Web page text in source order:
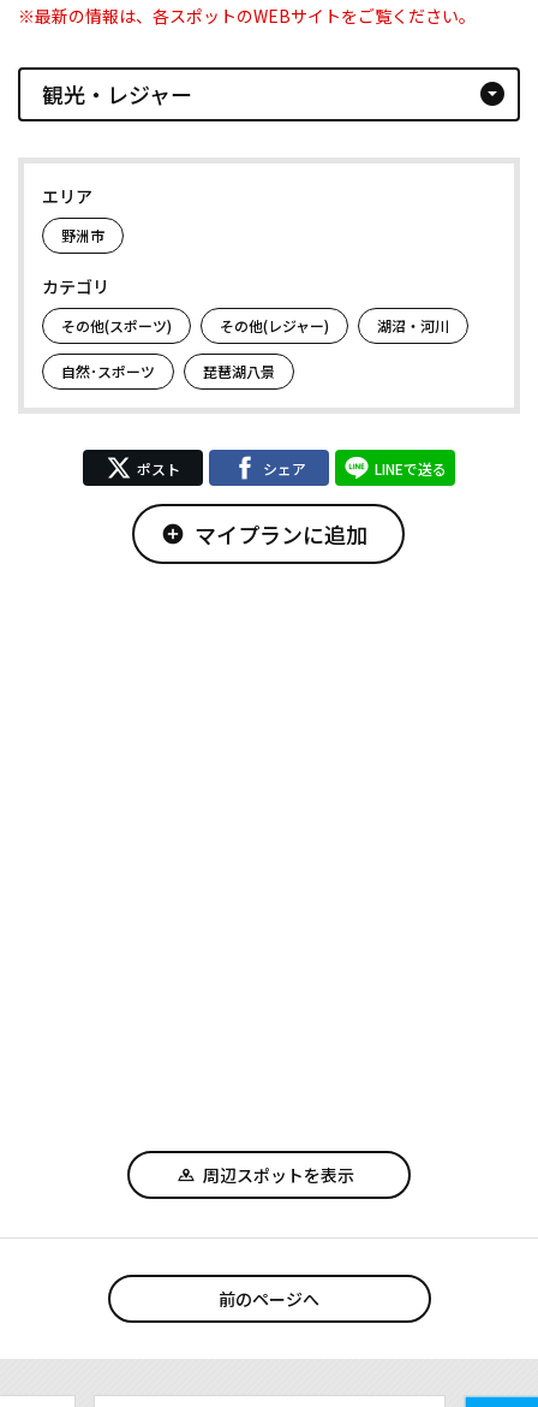
※最新の情報は、各スポットのWEBサイトをご覧ください。
観光・レジャー arrow_drop_down_circle
エリア
野洲市
カテゴリ
その他(スポーツ) その他(レジャー) 湖沼・河川
自然･スポーツ 琵琶湖八景
ポスト シェア LINEで送る
add_circle マイプランに追加
周辺スポットを表示
前のページへ